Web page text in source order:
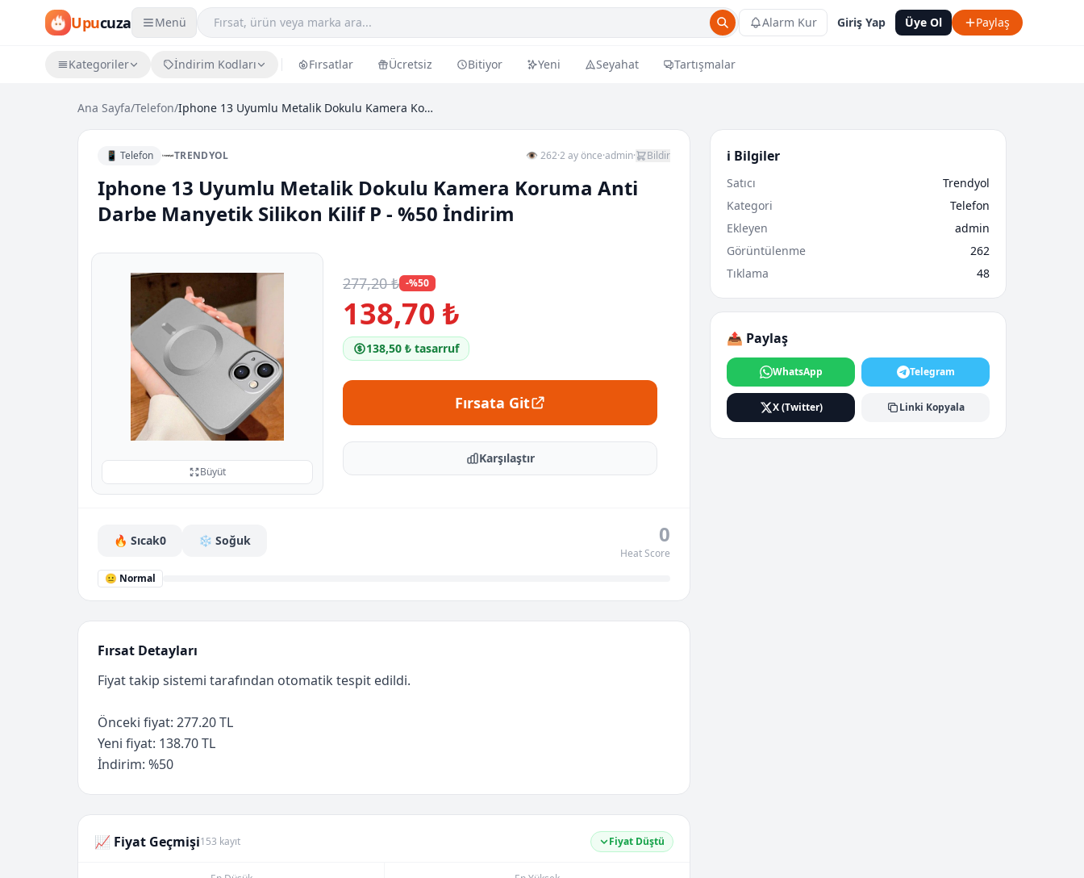
Upucuza Menü Alarm Kur Giriş Yap Üye Ol Paylaş
Kategoriler İndirim Kodları Fırsatlar Ücretsiz Bitiyor Yeni Seyahat Tartışmalar
Ana Sayfa/Telefon/ Iphone 13 Uyumlu Metalik Dokulu Kamera Koruma Anti...
📱 Telefon TRENDYOL 👁 262·2 ay önce·admin· Bildir
Iphone 13 Uyumlu Metalik Dokulu Kamera Koruma Anti
Darbe Manyetik Silikon Kilif P - %50 İndirim
Büyüt
277,20 ₺ -%50
138,70 ₺
138,50 ₺ tasarruf
Fırsata Git
Karşılaştır
🔥 Sıcak0 ❄️ Soğuk 0
Heat Score
😐 Normal
Fırsat Detayları
Fiyat takip sistemi tarafından otomatik tespit edildi.
Önceki fiyat: 277.20 TL
Yeni fiyat: 138.70 TL
İndirim: %50
📈 Fiyat Geçmişi153 kayıt Fiyat Düştü
ℹ️ Bilgiler
Satıcı
Trendyol
Kategori
Telefon
Ekleyen
admin
Görüntülenme
262
Tıklama
48
📤 Paylaş
WhatsApp Telegram
X (Twitter) Linki Kopyala